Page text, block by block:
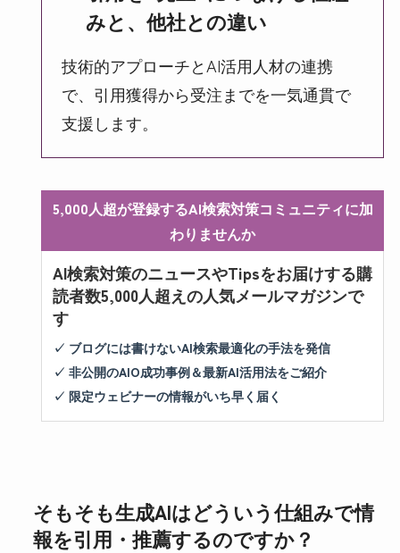
みと、他社との違い
技術的アプローチとAI活用人材の連携
で、引用獲得から受注までを一気通貫で
支援します。
5,000人超が登録するAI検索対策コミュニティに加
わりませんか
AI検索対策のニュースやTipsをお届けする購
読者数5,000人超えの人気メールマガジンで
す
✓ ブログには書けないAI検索最適化の手法を発信
✓ 非公開のAIO成功事例＆最新AI活用法をご紹介
✓ 限定ウェビナーの情報がいち早く届く
そもそも生成AIはどういう仕組みで情
報を引用・推薦するのですか？